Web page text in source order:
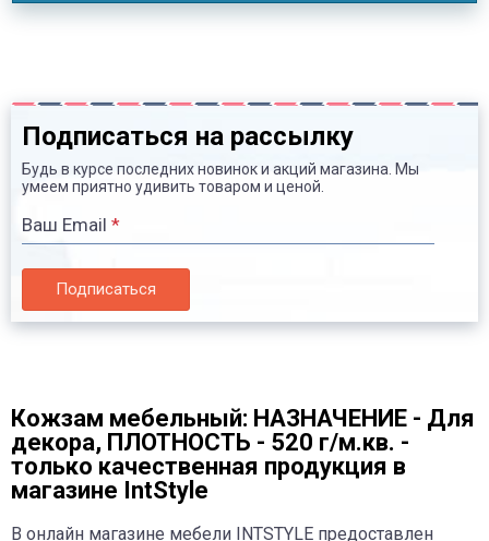
Подписаться на рассылку
Будь в курсе последних новинок и акций магазина. Мы
умеем приятно удивить товаром и ценой.
Ваш Email *
Подписаться
Кожзам мебельный: НАЗНАЧЕНИЕ - Для
декора, ПЛОТНОСТЬ - 520 г/м.кв. -
только качественная продукция в
магазине IntStyle
В онлайн магазине мебели INTSTYLE предоставлен